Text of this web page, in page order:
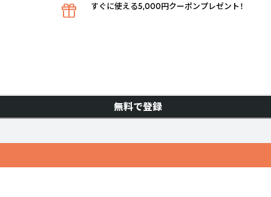
無料で登録
すぐに使える5,000円クーポンプレゼント！